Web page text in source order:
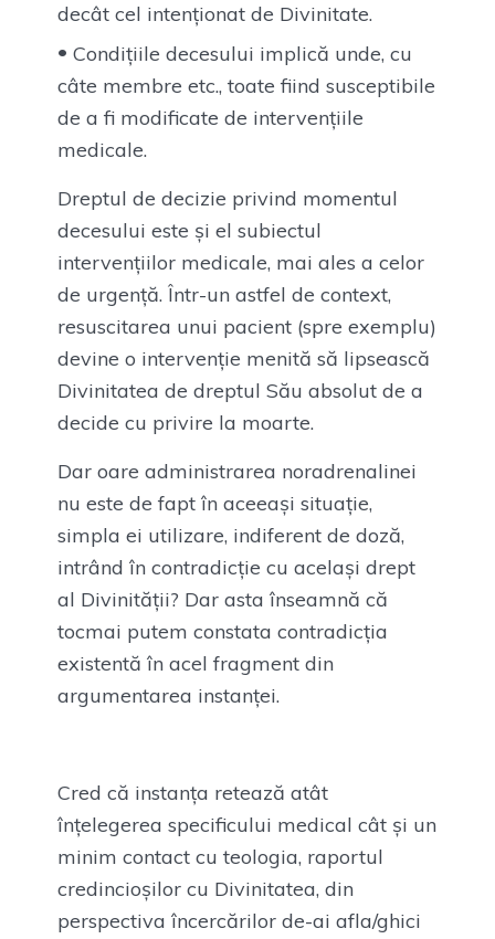
decât cel intenționat de Divinitate.
Condițiile decesului implică unde, cu
câte membre etc., toate fiind susceptibile
de a fi modificate de intervențiile
medicale.
Dreptul de decizie privind momentul
decesului este și el subiectul
intervențiilor medicale, mai ales a celor
de urgență. Într-un astfel de context,
resuscitarea unui pacient (spre exemplu)
devine o intervenție menită să lipsească
Divinitatea de dreptul Său absolut de a
decide cu privire la moarte.
Dar oare administrarea noradrenalinei
nu este de fapt în aceeași situație,
simpla ei utilizare, indiferent de doză,
intrând în contradicție cu același drept
al Divinității? Dar asta înseamnă că
tocmai putem constata contradicția
existentă în acel fragment din
argumentarea instanței.
Cred că instanța retează atât
înțelegerea specificului medical cât și un
minim contact cu teologia, raportul
credincioșilor cu Divinitatea, din
perspectiva încercărilor de-ai afla/ghici